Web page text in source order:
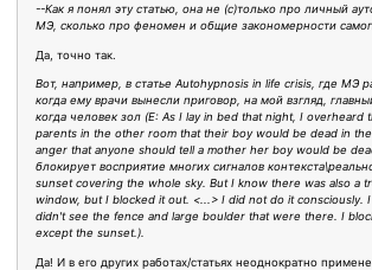
--Как я понял эту статью, она не (с)только про личный
МЭ, сколько про феномен и общие закономерности
Да, точно так.
Вот, например, в статье Autohypnosis in life crisis, где МЭ
когда ему врачи вынесли приговор, на мой взгляд,
когда человек зол (E: As I lay in bed that night, I
parents in the other room that their boy would be dead in
anger that anyone should tell a mother her boy would be
блокирует восприятие многих сигналов
sunset covering the whole sky. But I know there was also a
window, but I blocked it out. <...> I did not do it consciously.
didn't see the fence and large boulder that were there. I
except the sunset.).
Да! И в его других работах/статьях неоднократно